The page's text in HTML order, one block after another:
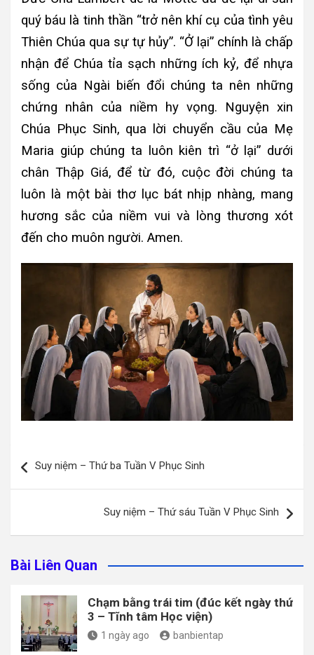
quý báu là tinh thần “trở nên khí cụ của tình yêu
Thiên Chúa qua sự tự hủy”. “Ở lại” chính là chấp
nhận để Chúa tỉa sạch những ích kỷ, để nhựa
sống của Ngài biến đổi chúng ta nên những
chứng nhân của niềm hy vọng. Nguyện xin
Chúa Phục Sinh, qua lời chuyển cầu của Mẹ
Maria giúp chúng ta luôn kiên trì “ở lại” dưới
chân Thập Giá, để từ đó, cuộc đời chúng ta
luôn là một bài thơ lục bát nhịp nhàng, mang
hương sắc của niềm vui và lòng thương xót
đến cho muôn người. Amen.
hướng
Suy niệm – Thứ ba Tuần V Phục Sinh
Suy niệm – Thứ sáu Tuần V Phục Sinh
Bài Liên Quan
Chạm bằng trái tim (đúc kết ngày thứ
3 – Tĩnh tâm Học viện)
1 ngày ago banbientap